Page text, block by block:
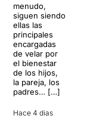
menudo,
siguen siendo
ellas las
principales
encargadas
de velar por
el bienestar
de los hijos,
la pareja, los
padres… […]
Hace 4 dias